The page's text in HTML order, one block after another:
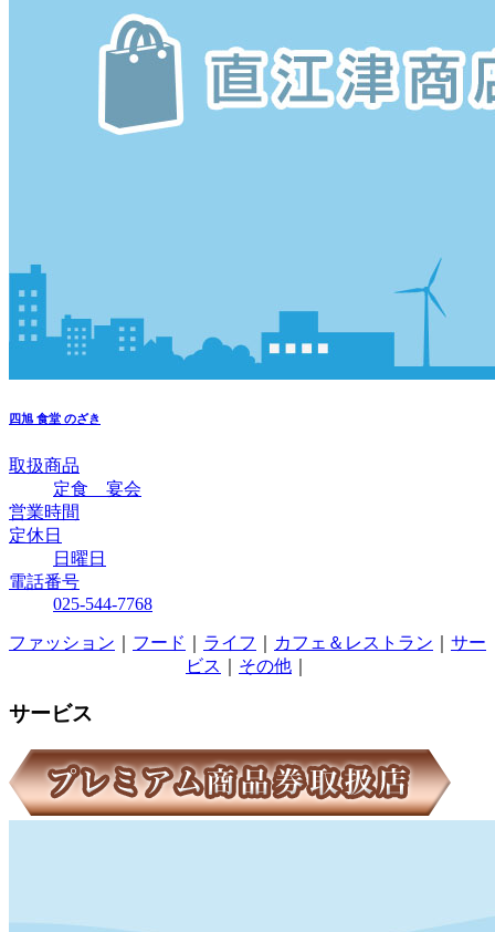
四旭 食堂 のざき
取扱商品
定食 宴会
営業時間
定休日
日曜日
電話番号
025-544-7768
ファッション フード ライフ カフェ＆レストラン
サー
ビス
その他
サービス